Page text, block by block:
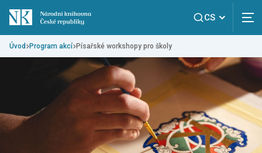
CS
Úvod Program akcí Písařské workshopy pro školy